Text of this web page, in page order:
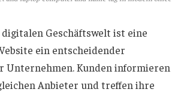
Geschäftswelt ist eine
ein entscheidender
Unternehmen. Kunden informieren
Anbieter und treffen ihre